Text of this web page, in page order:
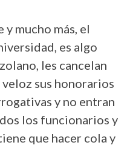
y mucho más, el
es algo
les cancelan
sus honorarios
y no entran
los funcionarios y
que hacer cola y